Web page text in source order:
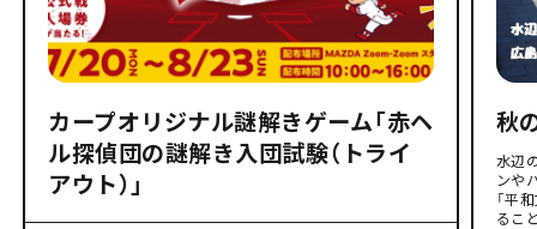
カープオリジナル謎解きゲーム「赤ヘ
ル探偵団の謎解き入団試験（トライ
アウト）」
秋
水辺
ンや
「平
るこ